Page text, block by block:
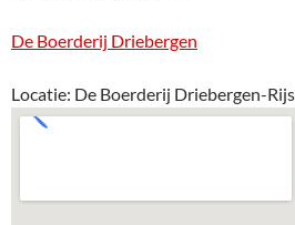
De Boerderij Driebergen
Locatie: De Boerderij Driebergen-